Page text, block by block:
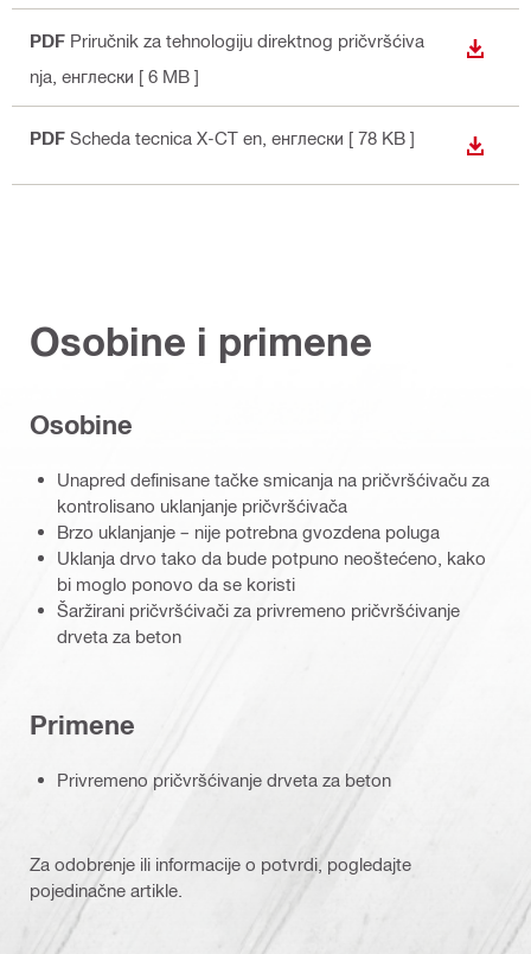
PDF Priručnik za tehnologiju direktnog pričvršćiva
nja , енглески [ 6 MB ]
PDF Scheda tecnica X-CT en , енглески [ 78 KB ]
Osobine i primene
Osobine
Unapred definisane tačke smicanja na pričvršćivaču za
kontrolisano uklanjanje pričvršćivača
Brzo uklanjanje – nije potrebna gvozdena poluga
Uklanja drvo tako da bude potpuno neoštećeno, kako
bi moglo ponovo da se koristi
Šaržirani pričvršćivači za privremeno pričvršćivanje
drveta za beton
Primene
Privremeno pričvršćivanje drveta za beton
Za odobrenje ili informacije o potvrdi, pogledajte
pojedinačne artikle.